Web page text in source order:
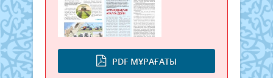
PDF МҰРАҒАТЫ